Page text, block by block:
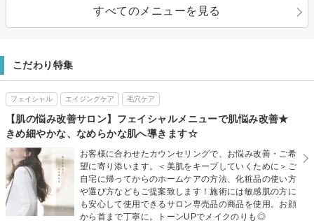
すべてのメニューを見る
こだわり特集
フェイシャル エイジングケア 毛穴ケア
【肌の悩み改善サロン】フェイシャルメニューで肌悩み改善★
きめ細やかな、なめらかな肌へ導きます☆
お客様に合わせたカウンセリングで、お悩み改善・ご希
望に寄り添います。＜美肌をキープしていくために＞ご
自宅に帰ってからのホームケアの方法、化粧品の使い方
や選び方などもご提案致します！施術には敏感肌の方に
も安心して使用できるサロン専売品の商品を使用。お顔
から首まで丁寧に。トーンUPでメイクのりも◎